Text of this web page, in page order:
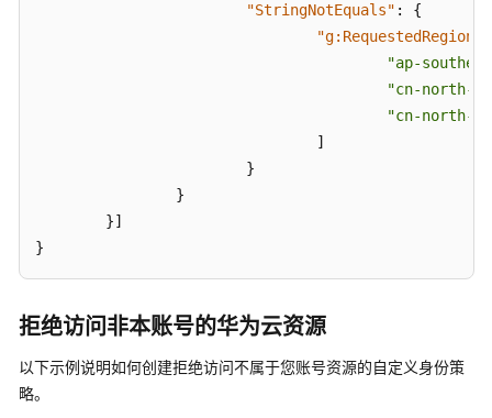
"StringNotEquals" :
{
"g:RequestedRegion"
"ap-
"cn-north-1"
"cn-north-4"
]
}
}
}]
}
拒绝访问非本账号的华为云资源
以下示例说明如何创建拒绝访问不属于您账号资源的自定义身份策
略。